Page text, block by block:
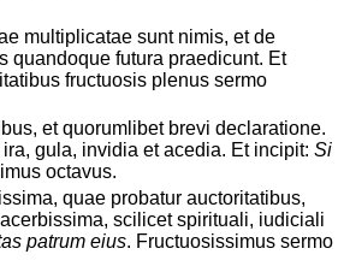
multiplicatae sunt nimis, et de
quandoque futura praedicunt. Et
fructuosis plenus sermo
et quorumlibet brevi declaratione.
gula, invidia et acedia. Et incipit:Si
octavus.
quae probatur auctoritatibus,
scilicet spirituali, iudiciali
patrum eius. Fructuosissimus sermo